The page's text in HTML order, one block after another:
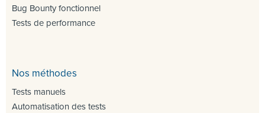
Bug Bounty fonctionnel
Tests de performance
Nos méthodes
Tests manuels
Automatisation des tests